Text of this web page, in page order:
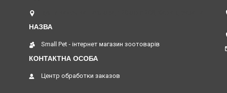
Small Pet - інтернет магазин зоотоварів
Центр обработки заказов